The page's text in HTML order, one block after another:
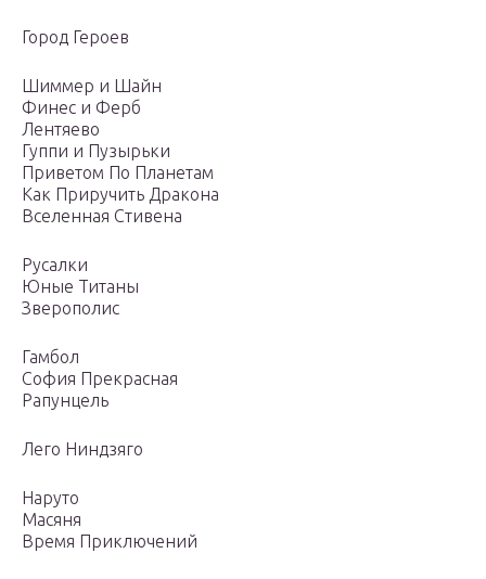
Город Героев
Шиммер и Шайн
Финес и Ферб
Лентяево
Гуппи и Пузырьки
Приветом По Планетам
Как Приручить Дракона
Вселенная Стивена
Русалки
Юные Титаны
Зверополис
Гамбол
София Прекрасная
Рапунцель
Лего Ниндзяго
Наруто
Масяня
Время Приключений